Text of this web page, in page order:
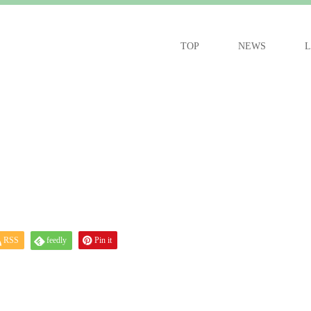
TOP NEWS
RSS feedly Pin it